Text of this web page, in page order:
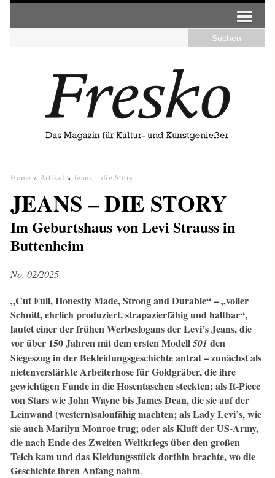
Home » Artikel » Jeans – die Story
JEANS – DIE STORY
Im Geburtshaus von Levi Strauss in
Buttenheim
No. 02/2025
„Cut Full, Honestly Made, Strong and Durable“ – „voller
Schnitt, ehrlich produziert, strapazier­fähig und haltbar“,
lautet einer der frühen Werbeslogans der Levi’s Jeans, die
vor über 150 Jahren mit dem ersten Modell501 den
Siegeszug in der Bekleidungsgeschichte antrat – zunächst als
nietenverstärkte Arbeiterhose für Goldgräber, die ihre
gewichtigen Funde in die Hosentaschen steckten; als It-Piece
von Stars wie John Wayne bis James Dean, die sie auf der
Leinwand (western)salonfähig machten; als Lady Levi’s, wie
sie auch Marilyn Monroe trug; oder als Kluft der US-Army,
die nach Ende des Zweiten Weltkriegs über den großen
Teich kam und das Kleidungsstück dorthin brachte, wo die
Geschichte ihren Anfang nahm.